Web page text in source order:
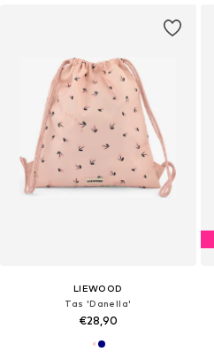
LIEWOOD
Tas 'Danella'
€28,90